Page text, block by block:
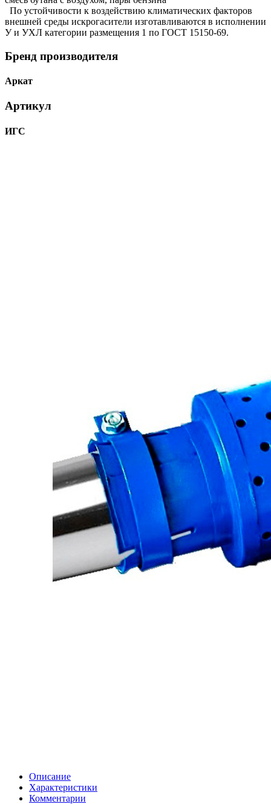
По устойчивости к воздействию климатических факторов
внешней среды искрогасители изготавливаются в исполнении
У и УХЛ категории размещения 1 по ГОСТ 15150-69.
Бренд производителя
Аркат
Артикул
ИГС
Описание
Характеристики
Комментарии